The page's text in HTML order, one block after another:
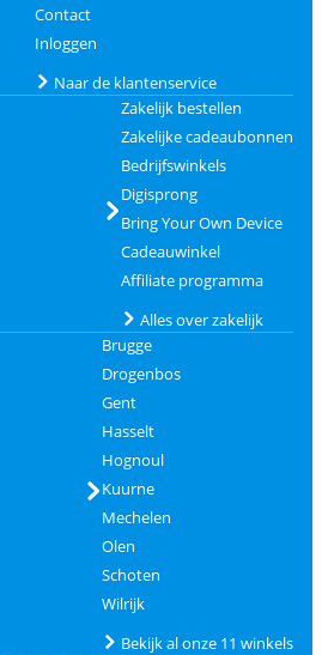
Contact
Inloggen
Naar de klantenservice
Zakelijk bestellen
Zakelijke cadeaubonnen
Bedrijfswinkels
Digisprong
Bring Your Own Device
Cadeauwinkel
Affiliate programma
Alles over zakelijk
Brugge
Drogenbos
Gent
Hasselt
Hognoul
Kuurne
Mechelen
Olen
Schoten
Wilrijk
Bekijk al onze 11 winkels